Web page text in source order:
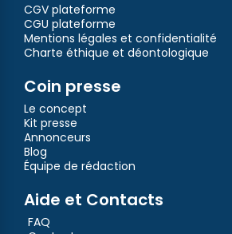
CGV plateforme
CGU plateforme
Mentions légales et confidentialité
Charte éthique et déontologique
Coin presse
Le concept
Kit presse
Annonceurs
Blog
Équipe de rédaction
Aide et Contacts
FAQ